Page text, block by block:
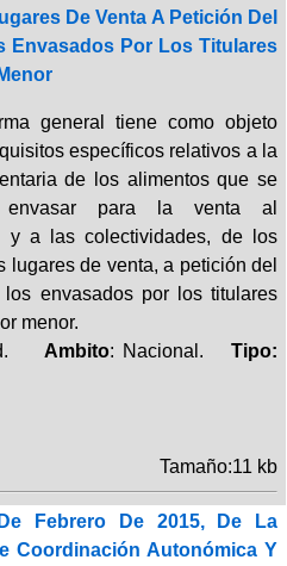
De Venta A Petición Del
Envasados Por Los Titulares
general tiene como objeto
específicos relativos a la
de los alimentos que se
envasar para la venta al
y a las colectividades, de los
lugares de venta, a petición del
los envasados por los titulares
menor.
Ambito: Nacional.Tipo:
Tamaño:11 kb
Febrero De 2015, De La
Coordinación Autonómica Y